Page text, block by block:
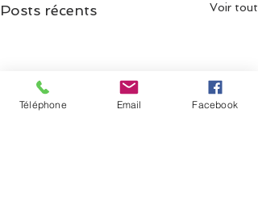
Posts récents Voir tout
Téléphone Email Facebook